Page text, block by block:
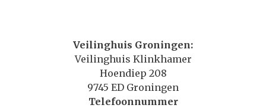
Veilinghuis Groningen:
Veilinghuis Klinkhamer
Hoendiep 208
9745 ED Groningen
Telefoonnummer